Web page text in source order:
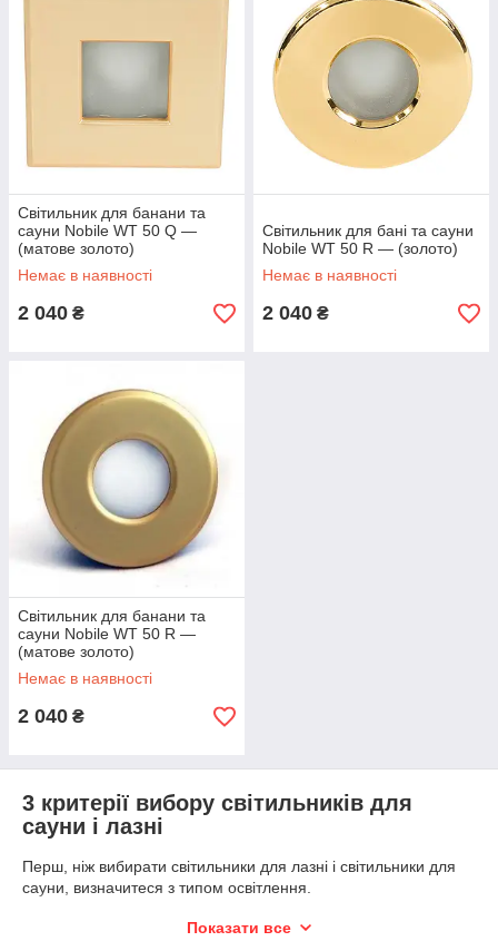
Світильник для банани та
сауни Nobile WT 50 Q —
(матове золото)
Немає в наявності
2 040 ₴
Світильник для бані та сауни
Nobile WT 50 R — (золото)
Немає в наявності
2 040 ₴
Світильник для банани та
сауни Nobile WT 50 R —
(матове золото)
Немає в наявності
2 040 ₴
3 критерії вибору світильників для
сауни і лазні
Перш, ніж вибирати світильники для лазні і світильники для
сауни, визначитеся з типом освітлення.
Показати все